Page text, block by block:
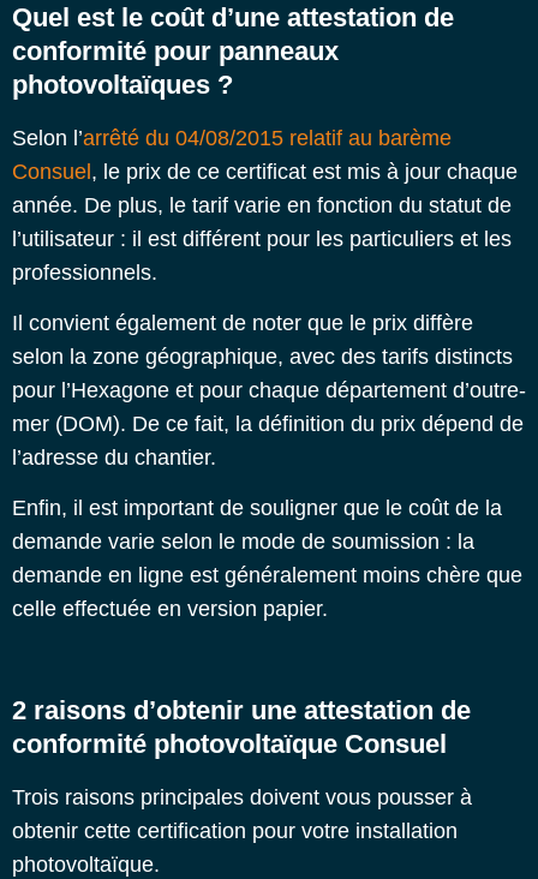
Quel est le coût d’une attestation de
conformité pour panneaux
photovoltaïques ?
Selon l’arrêté du 04/08/2015 relatif au barème
Consuel, le prix de ce certificat est mis à jour chaque
année. De plus, le tarif varie en fonction du statut de
l’utilisateur : il est différent pour les particuliers et les
professionnels.
Il convient également de noter que le prix diffère
selon la zone géographique, avec des tarifs distincts
pour l’Hexagone et pour chaque département d’outre-
mer (DOM). De ce fait, la définition du prix dépend de
l’adresse du chantier.
Enfin, il est important de souligner que le coût de la
demande varie selon le mode de soumission : la
demande en ligne est généralement moins chère que
celle effectuée en version papier.
2 raisons d’obtenir une attestation de
conformité photovoltaïque Consuel
Trois raisons principales doivent vous pousser à
obtenir cette certification pour votre installation
photovoltaïque.